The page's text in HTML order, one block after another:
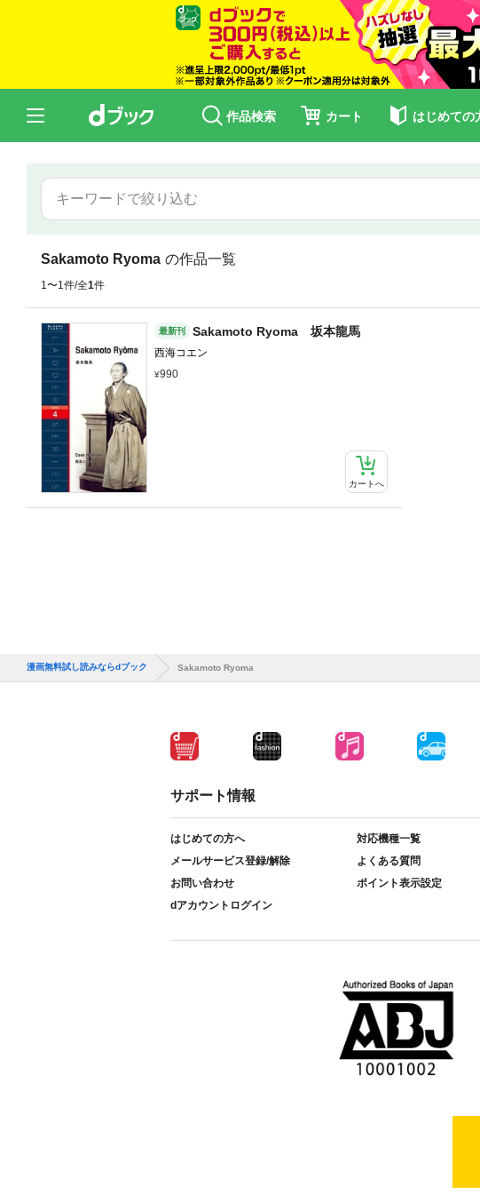
作品検索 カート はじめての
Sakamoto Ryoma の作品一覧
1〜1件/全1件
最新刊 Sakamoto Ryoma 坂本龍馬
西海コエン
990
カートへ
漫画無料試し読みならdブック Sakamoto Ryoma
サポート情報
はじめての方へ
対応機種一覧
メールサービス登録/解除
よくある質問
お問い合わせ
ポイント表示設定
dアカウントログイン